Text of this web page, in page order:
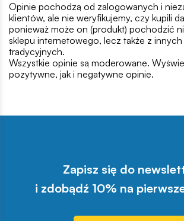
Opinie pochodzą od zalogowanych i
klientów, ale nie weryfikujemy, czy kupili
ponieważ może on (produkt) pochodzić
sklepu internetowego, lecz także z
tradycyjnych.
Wszystkie opinie są moderowane.
pozytywne, jak i negatywne opinie.
Zapisz się do
i zdobądź 10% na